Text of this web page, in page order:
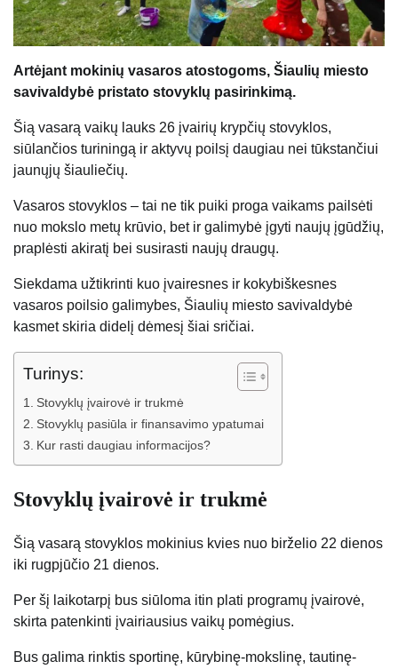
Artėjant mokinių vasaros atostogoms, Šiaulių miesto
savivaldybė pristato stovyklų pasirinkimą.
Šią vasarą vaikų lauks 26 įvairių krypčių stovyklos,
siūlančios turiningą ir aktyvų poilsį daugiau nei tūkstančiui
jaunųjų šiauliečių.
Vasaros stovyklos – tai ne tik puiki proga vaikams pailsėti
nuo mokslo metų krūvio, bet ir galimybė įgyti naujų įgūdžių,
praplėsti akiratį bei susirasti naujų draugų.
Siekdama užtikrinti kuo įvairesnes ir kokybiškesnes
vasaros poilsio galimybes, Šiaulių miesto savivaldybė
kasmet skiria didelį dėmesį šiai sričiai.
Turinys:
Stovyklų įvairovė ir trukmė
Stovyklų pasiūla ir finansavimo ypatumai
Kur rasti daugiau informacijos?
Stovyklų įvairovė ir trukmė
Šią vasarą stovyklos mokinius kvies nuo birželio 22 dienos
iki rugpjūčio 21 dienos.
Per šį laikotarpį bus siūloma itin plati programų įvairovė,
skirta patenkinti įvairiausius vaikų pomėgius.
Bus galima rinktis sportinę, kūrybinę-mokslinę, tautinę-